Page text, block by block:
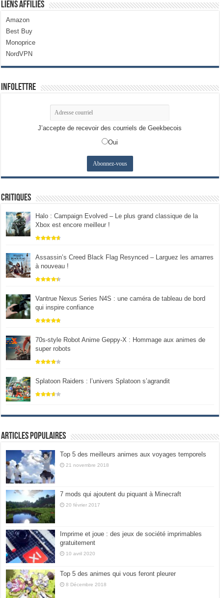
Liens Affiliés
Amazon
Best Buy
Monoprice
NordVPN
Infolettre
J’accepte de recevoir des courriels de Geekbecois
Oui
Critiques
Halo : Campaign Evolved – Le plus grand classique de la
Xbox est encore meilleur !
Assassin’s Creed Black Flag Resynced – Larguez les amarres
à nouveau !
Vantrue Nexus Series N4S : une caméra de tableau de bord
qui inspire confiance
70s-style Robot Anime Geppy-X : Hommage aux animes de
super robots
Splatoon Raiders : l’univers Splatoon s’agrandit
Articles populaires
Top 5 des meilleurs animes aux voyages temporels
21 novembre 2018
7 mods qui ajoutent du piquant à Minecraft
20 février 2017
Imprime et joue : des jeux de société imprimables
gratuitement
10 avril 2020
Top 5 des animes qui vous feront pleurer
8 Décembre 2018